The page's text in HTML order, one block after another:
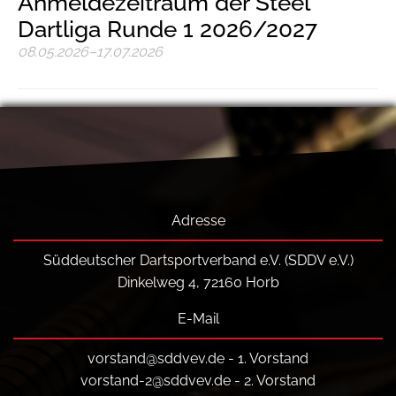
Dartliga Runde 1 2026/2027
08.05.2026–17.07.2026
Adresse
Süddeutscher Dartsportverband e.V. (SDDV e.V.)
Dinkelweg 4, 72160 Horb
E-Mail
vorstand@sddvev.de - 1. Vorstand
vorstand-2@sddvev.de - 2. Vorstand